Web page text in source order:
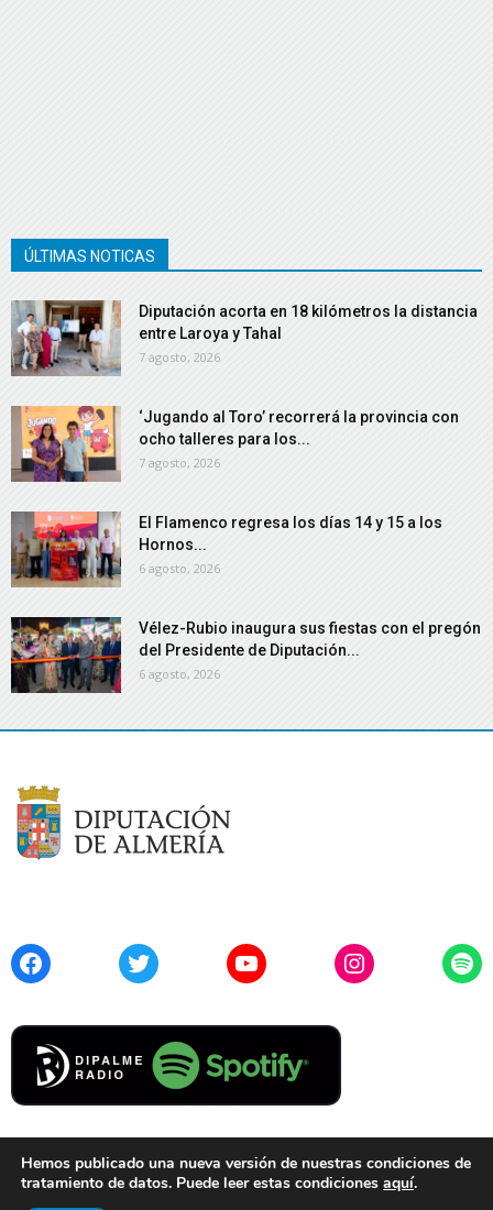
ÚLTIMAS NOTICAS
Diputación acorta en 18 kilómetros la distancia
entre Laroya y Tahal
7 agosto, 2026
‘Jugando al Toro’ recorrerá la provincia con
ocho talleres para los...
7 agosto, 2026
El Flamenco regresa los días 14 y 15 a los
Hornos...
6 agosto, 2026
Vélez-Rubio inaugura sus fiestas con el pregón
del Presidente de Diputación...
6 agosto, 2026
FacebookTwitter YouTubeInstagram
Cookies
Hemos publicado una nueva versión de nuestras condiciones de
tratamiento de datos. Puede leer estas condiciones aquí.